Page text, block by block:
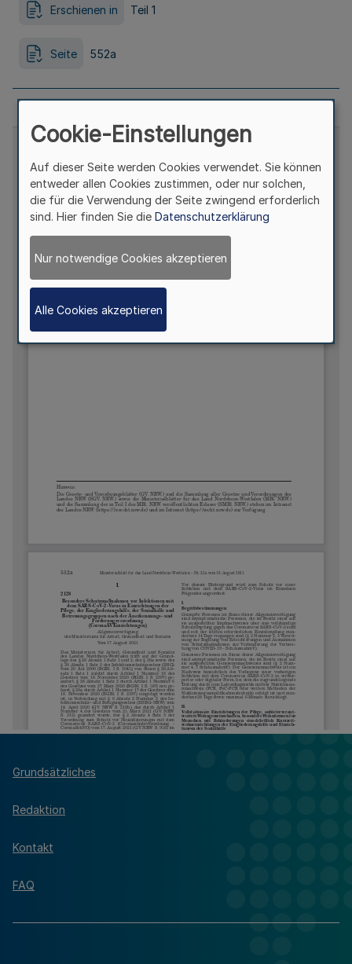
Erschienen in Teil 1
Seite 552a
Grundsätzliches
Redaktion
Kontakt
FAQ
Cookie-Einstellungen
Auf dieser Seite werden Cookies verwendet. Sie können
entweder allen Cookies zustimmen, oder nur solchen,
die für die Verwendung der Seite zwingend erforderlich
sind. Hier finden Sie die Datenschutzerklärung
Nur notwendige Cookies akzeptieren
Alle Cookies akzeptieren